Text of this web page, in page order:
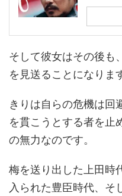
そして彼女はその後も
を見送ることになりま
きりは自らの危機は回
を貫こうとする者を止
の無力なのです。
梅を送り出した上田時
入られた豊臣時代、そ